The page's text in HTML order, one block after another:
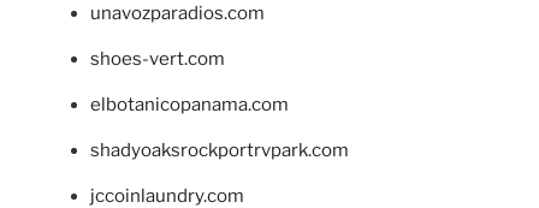
unavozparadios.com
shoes-vert.com
elbotanicopanama.com
shadyoaksrockportrvpark.com
jccoinlaundry.com